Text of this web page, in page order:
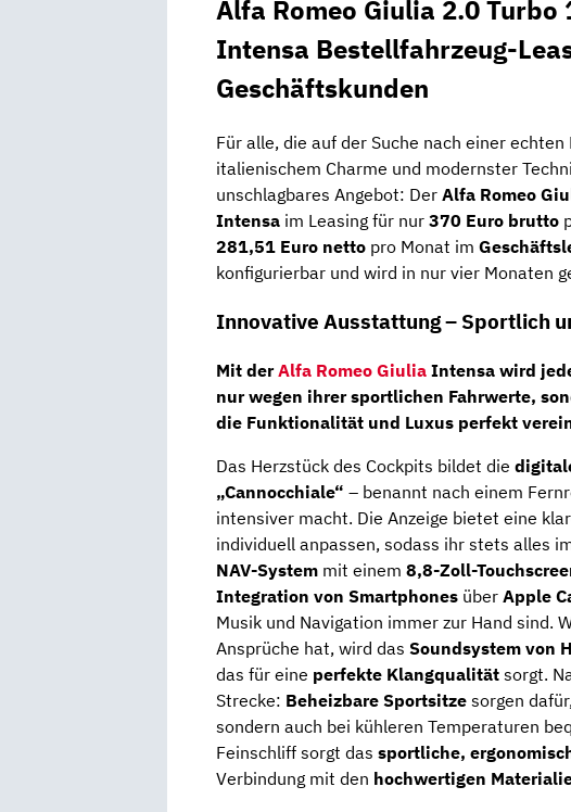
Alfa Romeo Giulia 2.0 Turbo
Intensa Bestellfahrzeug-
Geschäftskunden
Für alle, die auf der Suche nach einer
italienischem Charme und modernster
unschlagbares Angebot: Der Alfa Romeo
Intensa im Leasing für nur 370 Euro brutto
281,51 Euro netto pro Monat im
konfigurierbar und wird in nur vier Monaten
Innovative Ausstattung – Sportlich
Mit derAlfa Romeo Giulia Intensa wird
nur wegen ihrersportlichen Fahrwerte,
die Funktionalität und Luxus perfekt
Das Herzstück des Cockpits bildet die
„Cannocchiale“ – benannt nach einem
intensiver macht. Die Anzeige bietet eine
individuell anpassen, sodass ihr stets alles
NAV-System mit einem 8,8-Zoll-
Integration von Smartphones über Apple
Musik und Navigation immer zur Hand sind.
Ansprüche hat, wird das Soundsystem von
das für eine perfekte Klangqualität sorgt.
Strecke: Beheizbare Sportsitze sorgen
sondern auch bei kühleren Temperaturen
Feinschliff sorgt das sportliche,
Verbindung mit den hochwertigen